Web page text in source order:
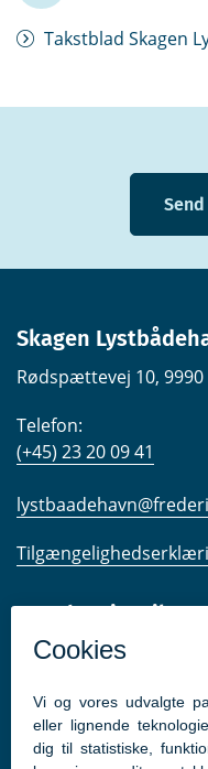
Takstblad Skagen
Skagen
Rødspættevej 10, 9990
Telefon:
(+45) 23 20 09 41
Kom hurtigt til
Link til Sæby Havns
Link til Skagens havns